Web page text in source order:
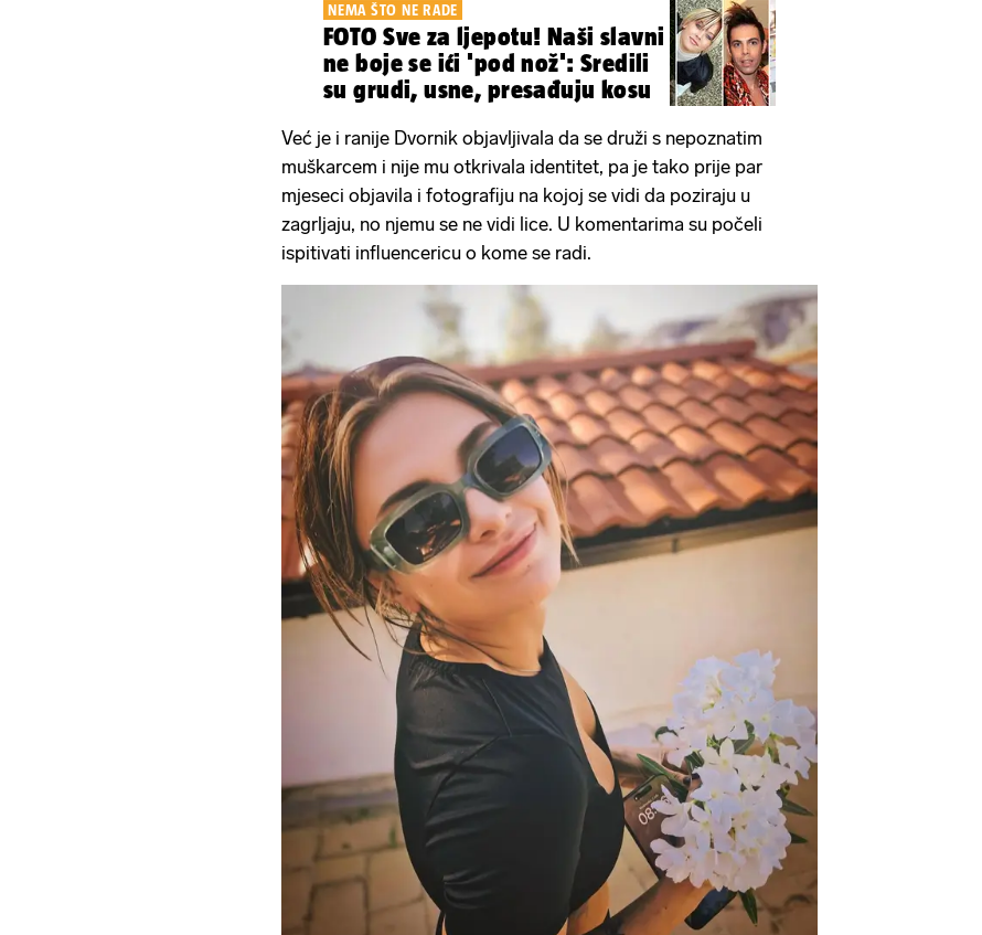
NEMA ŠTO NE RADE
FOTO Sve za ljepotu! Naši slavni
ne boje se ići 'pod nož': Sredili
su grudi, usne, presađuju kosu
Već je i ranije Dvornik objavljivala da se druži s nepoznatim
muškarcem i nije mu otkrivala identitet, pa je tako prije par
mjeseci objavila i fotografiju na kojoj se vidi da poziraju u
zagrljaju, no njemu se ne vidi lice. U komentarima su počeli
ispitivati influencericu o kome se radi.